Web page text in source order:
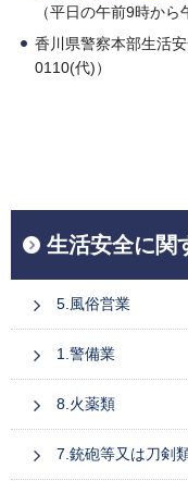
（平日の午前9時から
香川県警察本部生活
0110(代)）
生活安全に関
5.風俗営業
1.警備業
8.火薬類
7.銃砲等又は刀剣